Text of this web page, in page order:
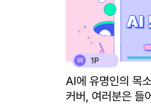
W 1P
AI에 유명인의 목
커버, 여러분은 들